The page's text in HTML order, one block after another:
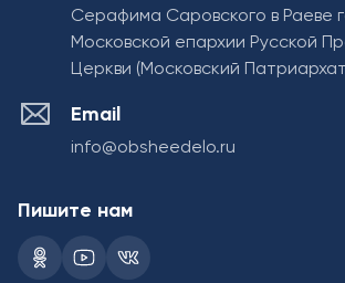
Серафима Саровского в Раеве
Московской епархии Русской
Церкви (Московский
Email
info@obsheedelo.ru
Пишите нам